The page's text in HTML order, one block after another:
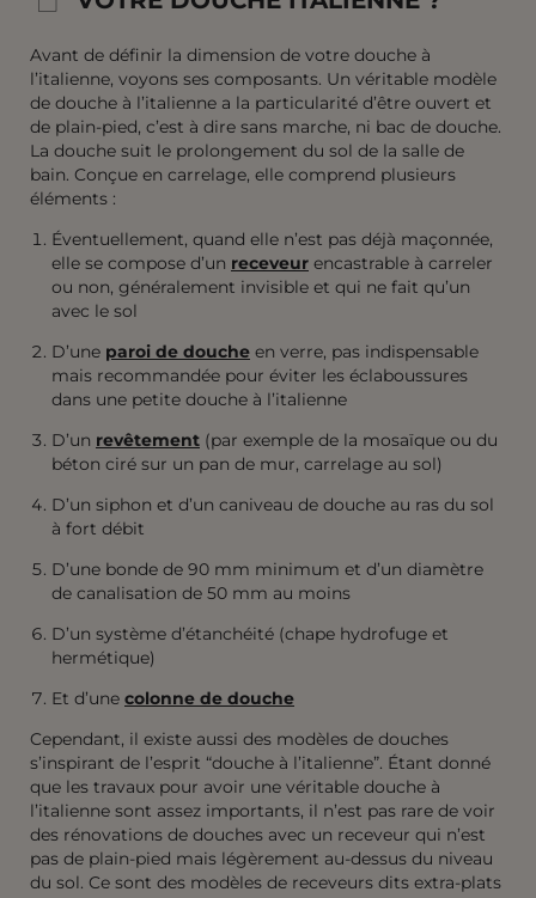
Avant de définir la dimension de votre douche à
l’italienne, voyons ses composants. Un véritable modèle
de douche à l’italienne a la particularité d’être ouvert et
de plain-pied, c’est à dire sans marche, ni bac de douche.
La douche suit le prolongement du sol de la salle de
bain. Conçue en carrelage, elle comprend plusieurs
éléments :
Éventuellement, quand elle n’est pas déjà maçonnée,
elle se compose d’un receveur encastrable à carreler
ou non, généralement invisible et qui ne fait qu’un
avec le sol
D’une paroi de douche en verre, pas indispensable
mais recommandée pour éviter les éclaboussures
dans une petite douche à l’italienne
D’un revêtement (par exemple de la mosaïque ou du
béton ciré sur un pan de mur, carrelage au sol)
D’un siphon et d’un caniveau de douche au ras du sol
à fort débit
D’une bonde de 90 mm minimum et d’un diamètre
de canalisation de 50 mm au moins
D’un système d’étanchéité (chape hydrofuge et
hermétique)
Et d’une colonne de douche
Cependant, il existe aussi des modèles de douches
s’inspirant de l’esprit “douche à l’italienne”. Étant donné
que les travaux pour avoir une véritable douche à
l’italienne sont assez importants, il n’est pas rare de voir
des rénovations de douches avec un receveur qui n’est
pas de plain-pied mais légèrement au-dessus du niveau
du sol. Ce sont des modèles de receveurs dits extra-plats